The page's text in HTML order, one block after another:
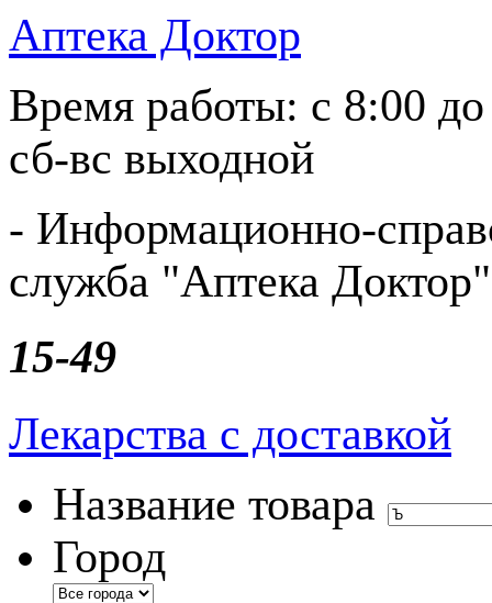
Аптека Доктор
Время работы: с 8:00
сб-вс выходной
- Информационно-
служба "Аптека
15-49
Лекарства с доставкой
Название товара
Город